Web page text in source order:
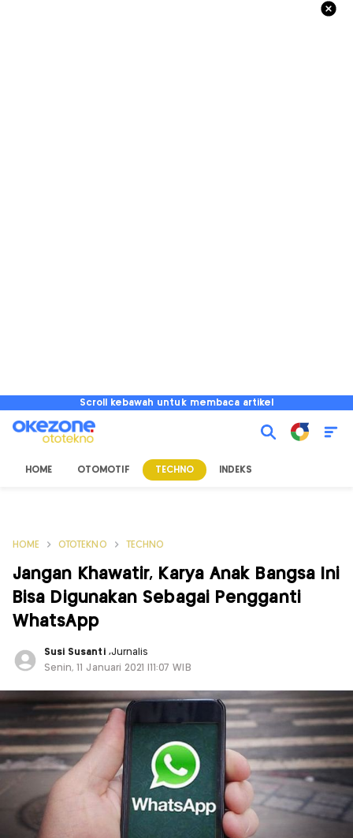
Scroll kebawah untuk membaca artikel
HOME OTOMOTIF TECHNO INDEKS
HOME OTOTEKNO TECHNO
Jangan Khawatir, Karya Anak Bangsa Ini
Bisa Digunakan Sebagai Pengganti
WhatsApp
Susi Susanti ,Jurnalis
Senin, 11 Januari 2021 |11:07 WIB